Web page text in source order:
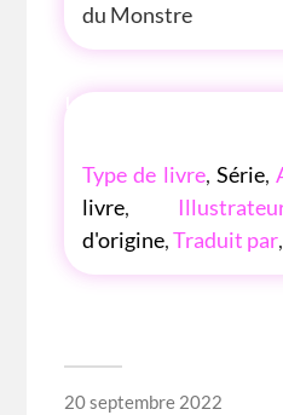
du Monstre
LES P'TITES LISTES DES BIBLIOTHÈQUE
Type de livre, Série,
livre,
d'origine,Traduit par,
20 septembre 2022